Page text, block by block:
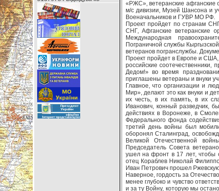
«РЖС», ветеранские
м/с дивизии, Музей Шансона и
Военачальников и ГУВР МО РФ.
Проект пройдет по странам
СНГ, Афганские ветеранские
Международная
Пограничной службы
ветеранов погранслужбы.
Проект пройдет в Европе и
российские
Дедом!» во время
приглашены ветераны и внуки
Главное, что организации и
Мир», делают это как внуки и
их честь, в их память, в их
Иванович, конный разведчик,
действиях в Воронеже, в
Федерального фонда
третий день войны был
оборонял Сталинград,
Великой Отечественной
Председатель Совета
ушел на фронт в 17 лет, чтобы
отец Кораблев Николай
Иван Петрович прошел
Наверное, гордость за
менее глубоко и чувство
и за ту Войну, которую мы